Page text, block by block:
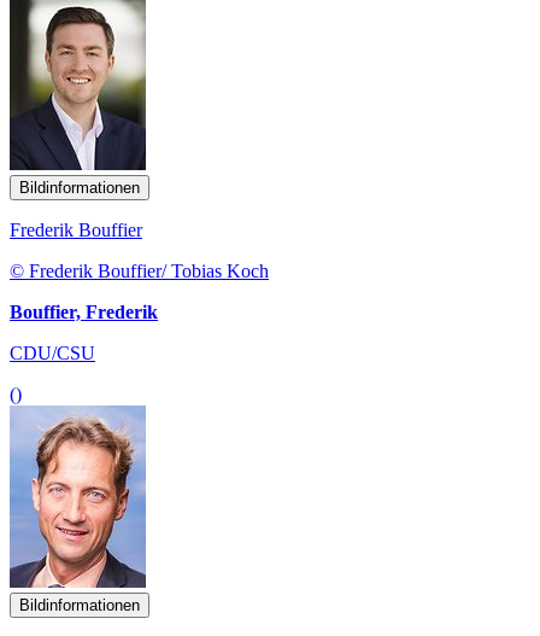
Bildinformationen
Frederik Bouffier
© Frederik Bouffier/ Tobias Koch
Bouffier, Frederik
CDU/CSU
()
Bildinformationen